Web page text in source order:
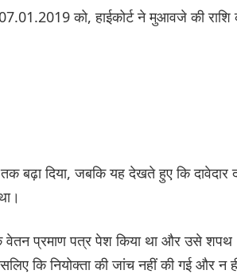
को, हाईकोर्ट ने मुआवजे की राशि
बढ़ा दिया, जबकि यह देखते हुए कि दावेदार
वेतन प्रमाण पत्र पेश किया था और उसे शपथ
कि नियोक्ता की जांच नहीं की गई और न